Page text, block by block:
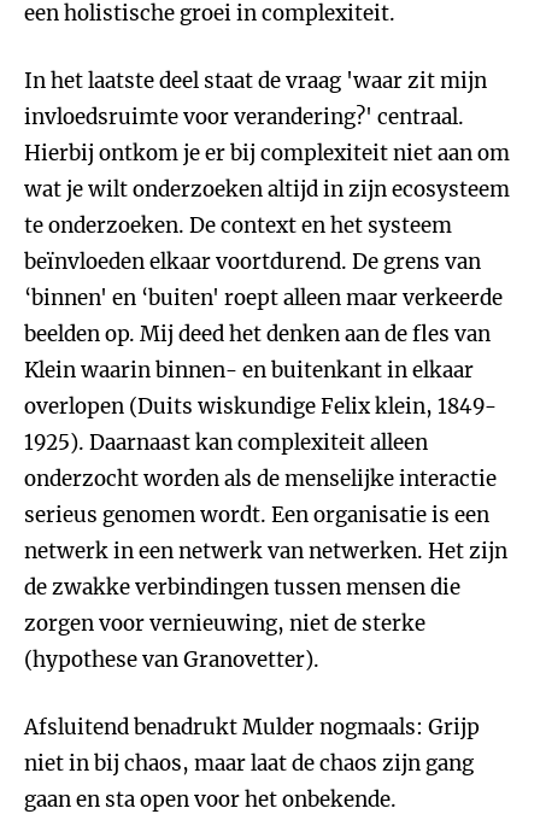
een holistische groei in complexiteit.
In het laatste deel staat de vraag 'waar zit mijn
invloedsruimte voor verandering?' centraal.
Hierbij ontkom je er bij complexiteit niet aan om
wat je wilt onderzoeken altijd in zijn ecosysteem
te onderzoeken. De context en het systeem
beïnvloeden elkaar voortdurend. De grens van
‘binnen' en ‘buiten' roept alleen maar verkeerde
beelden op. Mij deed het denken aan de fles van
Klein waarin binnen- en buitenkant in elkaar
overlopen (Duits wiskundige Felix klein, 1849-
1925). Daarnaast kan complexiteit alleen
onderzocht worden als de menselijke interactie
serieus genomen wordt. Een organisatie is een
netwerk in een netwerk van netwerken. Het zijn
de zwakke verbindingen tussen mensen die
zorgen voor vernieuwing, niet de sterke
(hypothese van Granovetter).
Afsluitend benadrukt Mulder nogmaals: Grijp
niet in bij chaos, maar laat de chaos zijn gang
gaan en sta open voor het onbekende.